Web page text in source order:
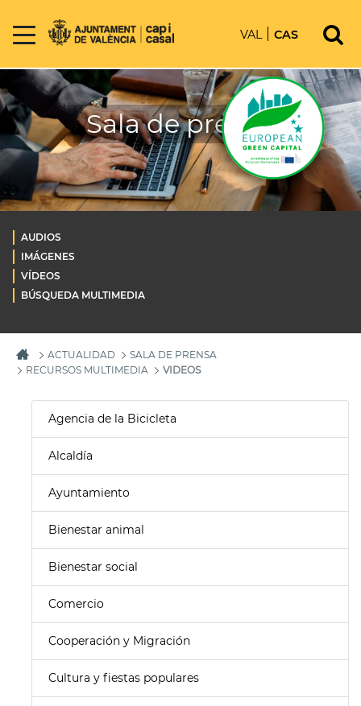
VAL CAS
Sala de prensa
AUDIOS
IMÁGENES
VÍDEOS
BÚSQUEDA MULTIMEDIA
ACTUALIDAD
SALA DE PRENSA
RECURSOS MULTIMEDIA
VIDEOS
Agencia de la Bicicleta
Alcaldía
Ayuntamiento
Bienestar animal
Bienestar social
Comercio
Cooperación y Migración
Cultura y fiestas populares